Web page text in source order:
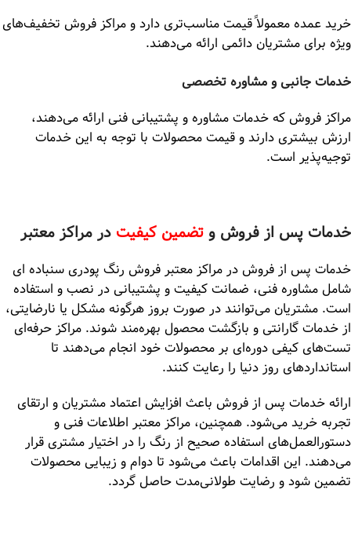
خرید عمده معمولاً قیمت مناسب‌تری دارد و مراکز فروش تخفیف‌های
ویژه برای مشتریان دائمی ارائه می‌دهند.
خدمات جانبی و مشاوره تخصصی
مراکز فروش که خدمات مشاوره و پشتیبانی فنی ارائه می‌دهند،
ارزش بیشتری دارند و قیمت محصولات با توجه به این خدمات
توجیه‌پذیر است.
خدمات پس از فروش وتضمین کیفیت در مراکز معتبر
خدمات پس از فروش در مراکز معتبر فروش رنگ پودری سنباده ای
شامل مشاوره فنی، ضمانت کیفیت و پشتیبانی در نصب و استفاده
است. مشتریان می‌توانند در صورت بروز هرگونه مشکل یا نارضایتی،
از خدمات گارانتی و بازگشت محصول بهره‌مند شوند. مراکز حرفه‌ای
تست‌های کیفی دوره‌ای بر محصولات خود انجام می‌دهند تا
استانداردهای روز دنیا را رعایت کنند.
ارائه خدمات پس از فروش باعث افزایش اعتماد مشتریان و ارتقای
تجربه خرید می‌شود. همچنین، مراکز معتبر اطلاعات فنی و
دستورالعمل‌های استفاده صحیح از رنگ را در اختیار مشتری قرار
می‌دهند. این اقدامات باعث می‌شود تا دوام و زیبایی محصولات
تضمین شود و رضایت طولانی‌مدت حاصل گردد.